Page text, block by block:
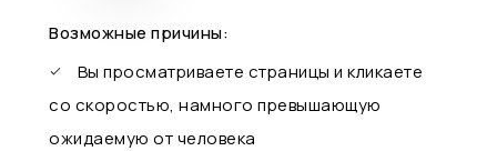
Возможные причины:
Вы просматриваете страницы и кликаете
со скоростью, намного превышающую
ожидаемую от человека